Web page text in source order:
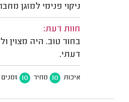
ניקוי פנימי למזגן
חוות דעת:
בחור טוב. היה מצוין
דעתי.
איכות 10 מחיר 10 זמנים